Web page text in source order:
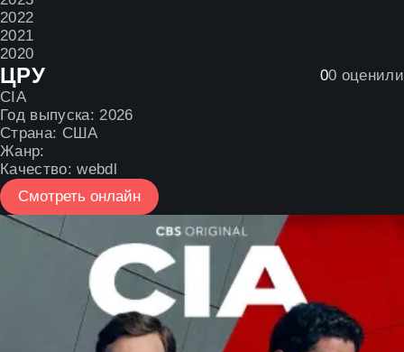
2022
2021
2020
ЦРУ 00 оценили
CIA
Год выпуска: 2026
Страна: США
Жанр:
Качество: webdl
Смотреть онлайн